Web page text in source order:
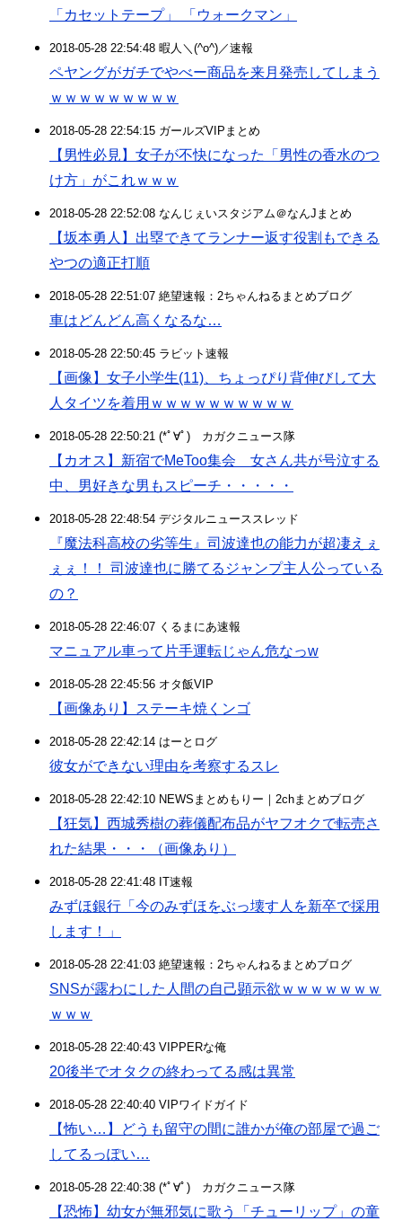
「カセットテープ」 「ウォークマン」
2018-05-28 22:54:48 暇人＼(^o^)／速報
ペヤングがガチでやべー商品を来月発売してしまう
ｗｗｗｗｗｗｗｗｗ
2018-05-28 22:54:15 ガールズVIPまとめ
【男性必見】女子が不快になった「男性の香水のつ
け方」がこれｗｗｗ
2018-05-28 22:52:08 なんじぇいスタジアム＠なんJまとめ
【坂本勇人】出塁できてランナー返す役割もできる
やつの適正打順
2018-05-28 22:51:07 絶望速報：2ちゃんねるまとめブログ
車はどんどん高くなるな…
2018-05-28 22:50:45 ラビット速報
【画像】女子小学生(11)、ちょっぴり背伸びして大
人タイツを着用ｗｗｗｗｗｗｗｗｗｗ
2018-05-28 22:50:21 (*ﾟ∀ﾟ)ゞカガクニュース隊
【カオス】新宿でMeToo集会 女さん共が号泣する
中、男好きな男もスピーチ・・・・・
2018-05-28 22:48:54 デジタルニューススレッド
『魔法科高校の劣等生』司波達也の能力が超凄えぇ
ぇぇ！！ 司波達也に勝てるジャンプ主人公っている
の？
2018-05-28 22:46:07 くるまにあ速報
マニュアル車って片手運転じゃん危なっw
2018-05-28 22:45:56 オタ飯VIP
【画像あり】ステーキ焼くンゴ
2018-05-28 22:42:14 はーとログ
彼女ができない理由を考察するスレ
2018-05-28 22:42:10 NEWSまとめもりー｜2chまとめブログ
【狂気】西城秀樹の葬儀配布品がヤフオクで転売さ
れた結果・・・（画像あり）
2018-05-28 22:41:48 IT速報
みずほ銀行「今のみずほをぶっ壊す人を新卒で採用
します！」
2018-05-28 22:41:03 絶望速報：2ちゃんねるまとめブログ
SNSが露わにした人間の自己顕示欲ｗｗｗｗｗｗｗ
ｗｗｗ
2018-05-28 22:40:43 VIPPERな俺
20後半でオタクの終わってる感は異常
2018-05-28 22:40:40 VIPワイドガイド
【怖い…】どうも留守の間に誰かが俺の部屋で過ご
してるっぽい…
2018-05-28 22:40:38 (*ﾟ∀ﾟ)ゞカガクニュース隊
【恐怖】幼女が無邪気に歌う「チューリップ」の童